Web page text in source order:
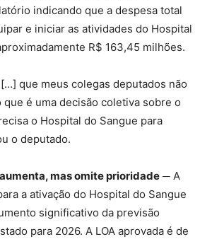
indicando que a despesa total
e iniciar as atividades do Hospital
R$ 163,45 milhões.
que meus colegas deputados não
que é uma decisão coletiva sobre o
o Hospital do Sangue para
o deputado.
mas omite prioridade ─ A
a ativação do Hospital do Sangue
significativo da previsão
para 2026. A LOA aprovada é de